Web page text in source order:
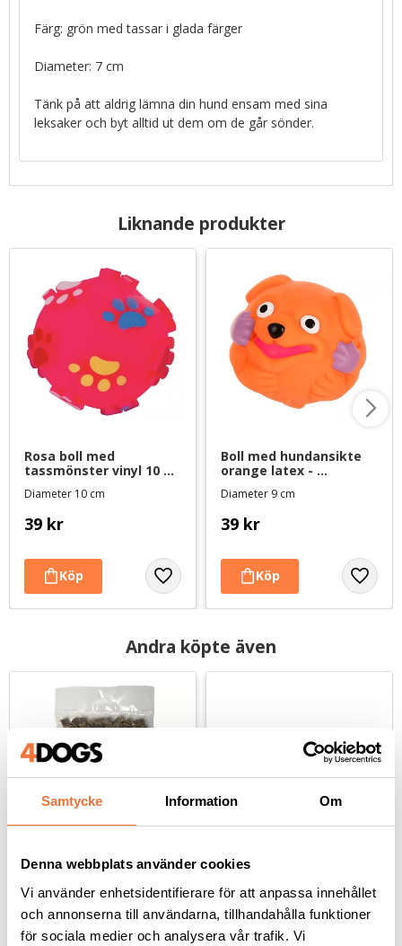
Samtycke Information Om
Denna webbplats använder cookies
Vi använder enhetsidentifierare för att anpassa innehållet
och annonserna till användarna, tillhandahålla funktioner
för sociala medier och analysera vår trafik. Vi
Färg: grön med tassar i glada färger
Diameter: 7 cm
Tänk på att aldrig lämna din hund ensam med sina
leksaker och byt alltid ut dem om de går sönder.
Liknande produkter
Rosa boll med
tassmönster vinyl 10
Diameter 10 cm
39 kr
Boll med hundansikte
orange latex -
Diameter 9 cm
39 kr
Andra köpte även
Vildsvin ca 100 g
Torkat hundgodis utan tillsatser, ursprung EU
hundleksak
För lek, kamp och apportering